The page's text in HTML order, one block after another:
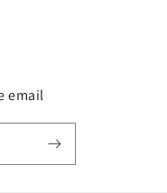
email